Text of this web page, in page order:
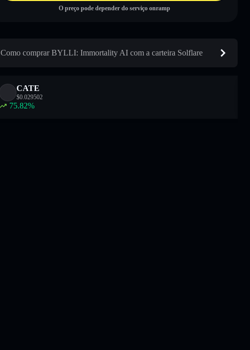
O preço pode depender do serviço onramp
Como comprar BYLLI: Immortality AI com a carteira Solflare
CATE
$0.029502
75.82%